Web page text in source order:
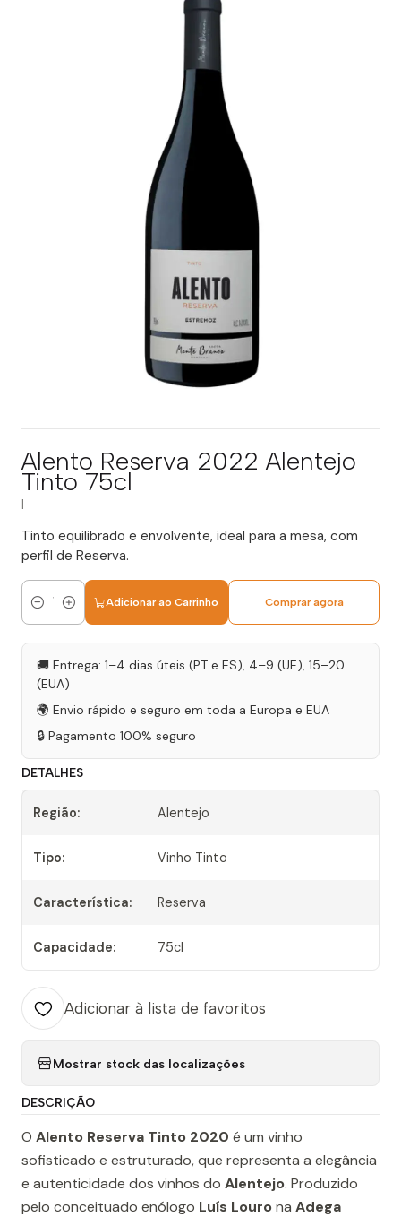
Alento Reserva 2022 Alentejo
Tinto 75cl
Tinto equilibrado e envolvente, ideal para a mesa, com
perfil de Reserva.
Quantidade
Adicionar ao Carrinho Comprar agora
🚚 Entrega: 1–4 dias úteis (PT e ES), 4–9 (UE), 15–20
(EUA)
🌍 Envio rápido e seguro em toda a Europa e EUA
🔒 Pagamento 100% seguro
DETALHES
Região: Alentejo
Tipo: Vinho Tinto
Característica: Reserva
Capacidade: 75cl
Adicionar à lista de favoritos
Mostrar stock das localizações
DESCRIÇÃO
O Alento Reserva Tinto 2020 é um vinho
sofisticado e estruturado, que representa a elegância
e autenticidade dos vinhos do Alentejo. Produzido
pelo conceituado enólogo Luís Lourona Adega